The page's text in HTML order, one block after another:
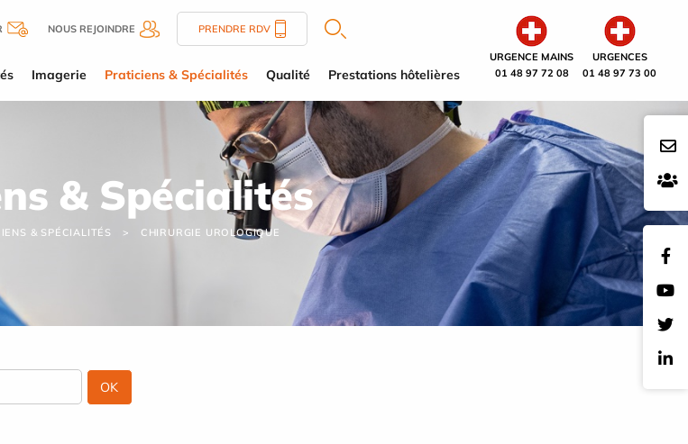
URGENCE MAINS
01 48 97 72 08
URGENCES
01 48 97 73 00
NOUS REJOINDRE PRENDRE RDV
Imagerie Praticiens & Spécialités Qualité Prestations hôtelières
& Spécialités
& SPÉCIALITÉS CHIRURGIE UROLOGIQUE